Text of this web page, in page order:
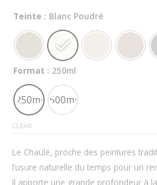
Teinte : Blanc Poudré
Format : 250ml
250ml 500ml
CLEAR
Le Chaulé, proche des peintures
l’usure naturelle du temps pour un
Il apporte une grande profondeur à